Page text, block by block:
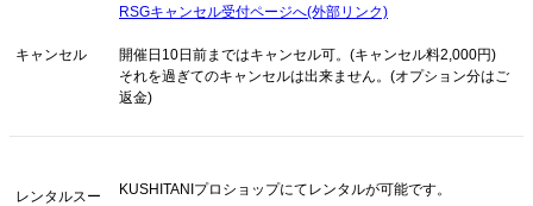
キャンセル
RSGキャンセル受付ページへ(外部リンク)
開催日10日前まではキャンセル可。(キャンセル料2,000円)
それを過ぎてのキャンセルは出来ません。(オプション分はご
返金)
レンタルスー
KUSHITANIプロショップにてレンタルが可能です。